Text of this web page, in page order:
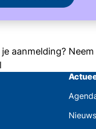
aanmelding?
Nieuws